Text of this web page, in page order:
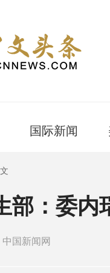
国际新闻
部：委
国新闻网